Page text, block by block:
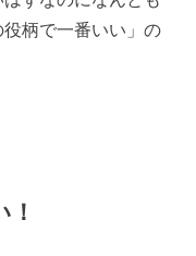
柄で一番いい」の